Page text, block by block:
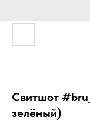
Свитшот
зелёный)